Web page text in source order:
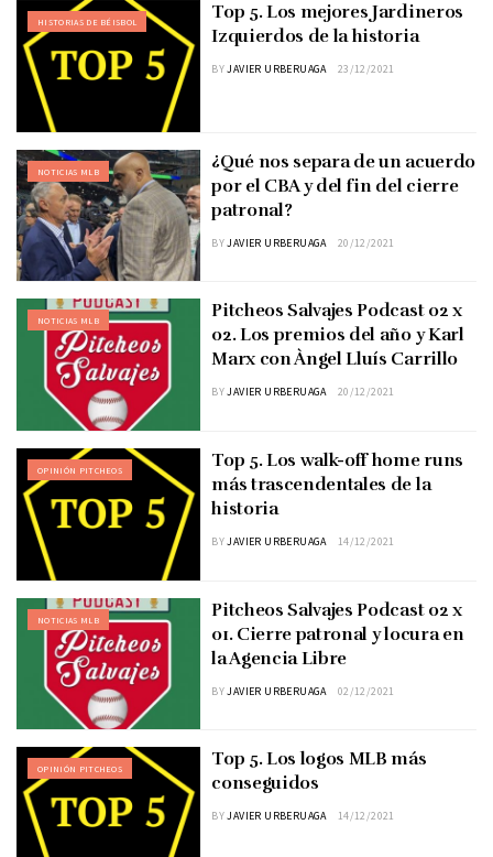
HISTORIAS DE BÉISBOL
Top 5. Los mejores Jardineros
Izquierdos de la historia
BYJAVIER URBERUAGA 23/12/2021
NOTICIAS MLB
¿Qué nos separa de un acuerdo
por el CBA y del fin del cierre
patronal?
BYJAVIER URBERUAGA 20/12/2021
NOTICIAS MLB
Pitcheos Salvajes Podcast 02 x
02. Los premios del año y Karl
Marx con Àngel Lluís Carrillo
BYJAVIER URBERUAGA 20/12/2021
OPINIÓN PITCHEOS
Top 5. Los walk-off home runs
más trascendentales de la
historia
BYJAVIER URBERUAGA 14/12/2021
NOTICIAS MLB
Pitcheos Salvajes Podcast 02 x
01. Cierre patronal y locura en
la Agencia Libre
BYJAVIER URBERUAGA 02/12/2021
OPINIÓN PITCHEOS
Top 5. Los logos MLB más
conseguidos
BYJAVIER URBERUAGA 14/12/2021